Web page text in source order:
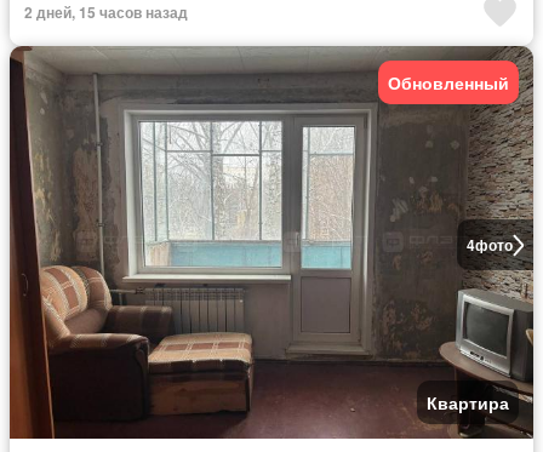
2 дней, 15 часов назад
4фото
Обновленный
Квартира